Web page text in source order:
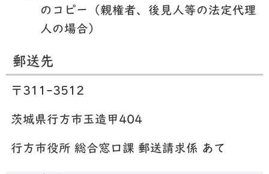
のコピー（親権者、後見人等の法定代理
人の場合）
郵送先
〒311-3512
茨城県行方市玉造甲404
行方市役所 総合窓口課 郵送請求係 あて